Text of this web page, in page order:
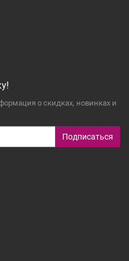
о скидках, новинках и
Подписаться